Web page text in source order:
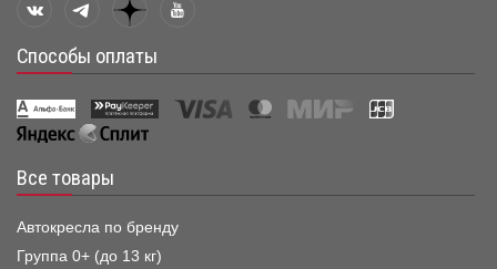
Способы оплаты
Все товары
Автокресла по бренду
Группа 0+ (до 13 кг)